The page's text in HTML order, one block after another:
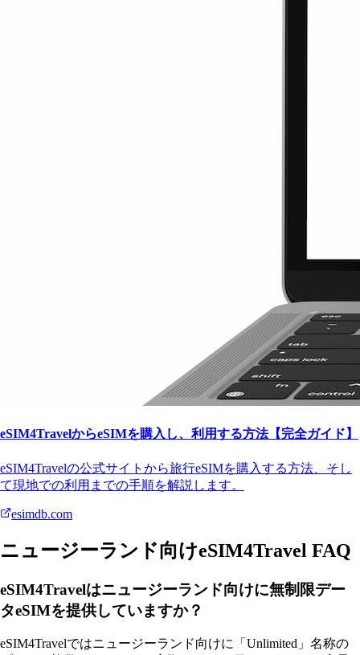
eSIM4TravelからeSIMを購入し、利用する方法【完全ガイド】
eSIM4Travelの公式サイトから旅行eSIMを購入する方法、そし
て現地での利用までの手順を解説します。
esimdb.com
ニュージーランド向けeSIM4Travel FAQ
eSIM4Travelはニュージーランド向けに無制限デー
タeSIMを提供していますか？
eSIM4Travelではニュージーランド向けに「Unlimited」名称の